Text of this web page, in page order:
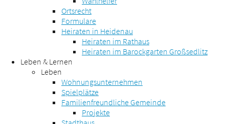
Ortsrecht
Formulare
Heiraten in Heidenau
Heiraten im Rathaus
Heiraten im Barockgarten Großsedlitz
Leben & Lernen
Leben
Wohnungsunternehmen
Spielplätze
Familienfreundliche Gemeinde
Projekte